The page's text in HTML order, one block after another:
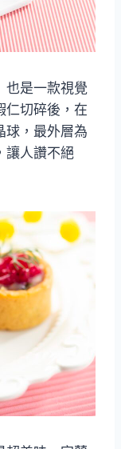
也是一款視覺
仁切碎後，在
球，最外層為
讓人讚不絕